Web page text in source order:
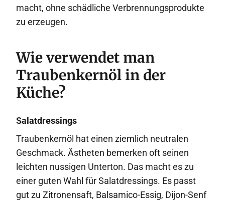
macht, ohne schädliche Verbrennungsprodukte
zu erzeugen.
Wie verwendet man
Traubenkernöl in der
Küche?
Salatdressings
Traubenkernöl hat einen ziemlich neutralen
Geschmack. Ästheten bemerken oft seinen
leichten nussigen Unterton. Das macht es zu
einer guten Wahl für Salatdressings. Es passt
gut zu Zitronensaft, Balsamico-Essig, Dijon-Senf